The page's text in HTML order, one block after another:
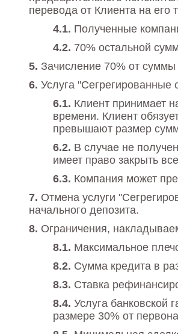
перевода от Клиента на его
Полученные
70% остальной
Зачисление 70% от
Услуга "Сегрегированные
Клиент принимает
времени. Клиент
превышают размер
В случае не
имеет право закрыть
Компания может
Отмена услуги
начального депозита.
Ограничения,
Максимальное
Сумма кредита в
Ставка
Услуга банковской
размере 30% от